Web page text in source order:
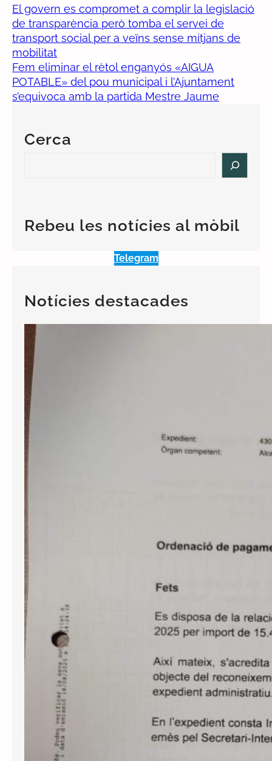
El govern es compromet a complir la legislació
de transparència però tomba el servei de
transport social per a veïns sense mitjans de
mobilitat
Fem eliminar el rètol enganyós «AIGUA
POTABLE» del pou municipal i l’Ajuntament
s’equivoca amb la partida Mestre Jaume
Cerca
c
hRebeu les notícies al mòbil
Telegram
Notícies destacades